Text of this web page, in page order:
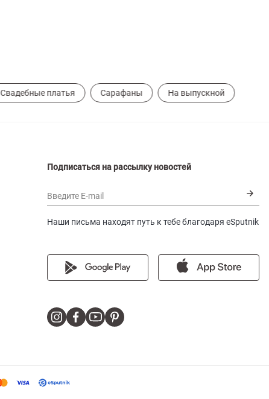
Свадебные платья Сарафаны На выпускной
Подписаться на рассылку новостей
Введите E-mail
Наши письма находят путь к тебе благодаря eSputnik